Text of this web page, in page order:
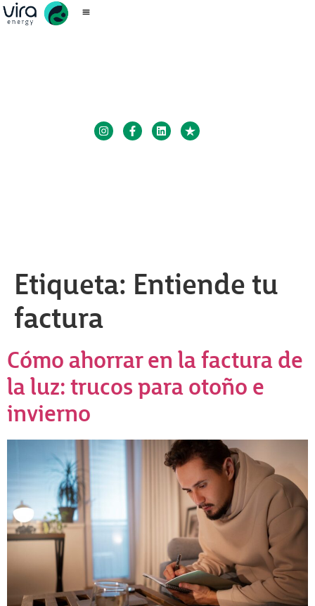
Etiqueta: Entiende tu
factura
Cómo ahorrar en la factura de
la luz: trucos para otoño e
invierno